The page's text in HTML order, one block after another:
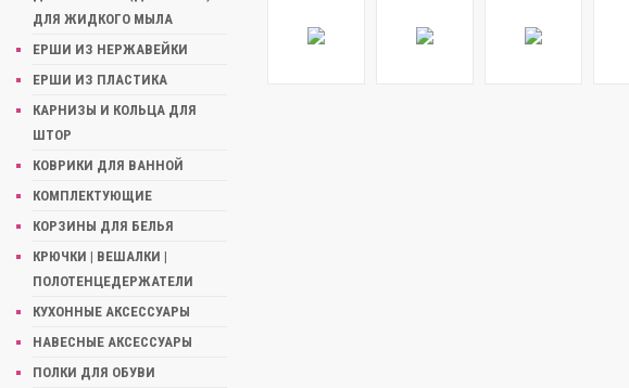
ДЛЯ ЖИДКОГО МЫЛА
ЕРШИ ИЗ НЕРЖАВЕЙКИ
ЕРШИ ИЗ ПЛАСТИКА
КАРНИЗЫ И КОЛЬЦА ДЛЯ
ШТОР
КОВРИКИ ДЛЯ ВАННОЙ
КОМПЛЕКТУЮЩИЕ
КОРЗИНЫ ДЛЯ БЕЛЬЯ
КРЮЧКИ | ВЕШАЛКИ |
ПОЛОТЕНЦЕДЕРЖАТЕЛИ
КУХОННЫЕ АКСЕССУАРЫ
НАВЕСНЫЕ АКСЕССУАРЫ
ПОЛКИ ДЛЯ ОБУВИ